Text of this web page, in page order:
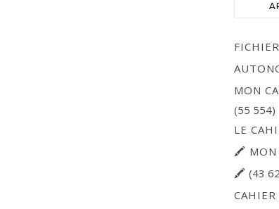
MON
(55 554)
LE
🖍 MON
🖍 (43